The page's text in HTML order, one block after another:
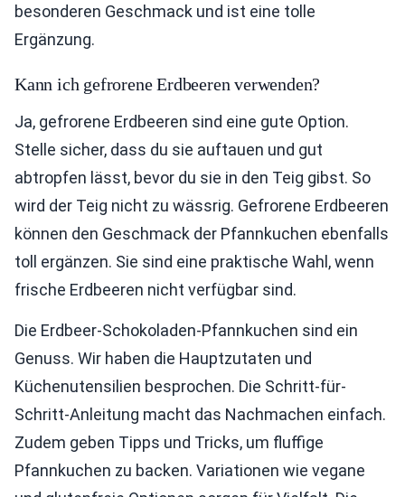
besonderen Geschmack und ist eine tolle
Ergänzung.
Kann ich gefrorene Erdbeeren verwenden?
Ja, gefrorene Erdbeeren sind eine gute Option.
Stelle sicher, dass du sie auftauen und gut
abtropfen lässt, bevor du sie in den Teig gibst. So
wird der Teig nicht zu wässrig. Gefrorene Erdbeeren
können den Geschmack der Pfannkuchen ebenfalls
toll ergänzen. Sie sind eine praktische Wahl, wenn
frische Erdbeeren nicht verfügbar sind.
Die Erdbeer-Schokoladen-Pfannkuchen sind ein
Genuss. Wir haben die Hauptzutaten und
Küchenutensilien besprochen. Die Schritt-für-
Schritt-Anleitung macht das Nachmachen einfach.
Zudem geben Tipps und Tricks, um fluffige
Pfannkuchen zu backen. Variationen wie vegane